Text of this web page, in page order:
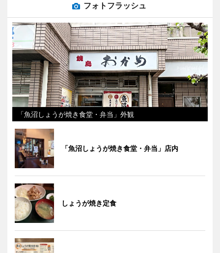
フォトフラッシュ
「魚沼しょうが焼き食堂・弁当」外観
「魚沼しょうが焼き食堂・弁当」店内
しょうが焼き定食